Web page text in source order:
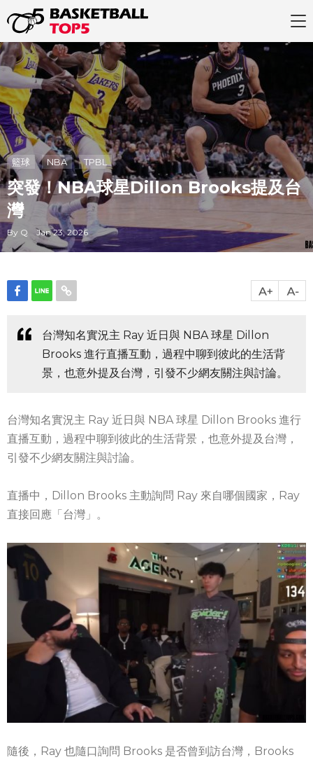
籃球 NBA TPBL
突發！NBA球星Dillon Brooks提及台
灣
By Q Jan 23, 2026
台灣知名實況主 Ray 近日與 NBA 球星 Dillon
Brooks 進行直播互動，過程中聊到彼此的生活背
景，也意外提及台灣，引發不少網友關注與討論。
台灣知名實況主 Ray 近日與 NBA 球星 Dillon Brooks 進行
直播互動，過程中聊到彼此的生活背景，也意外提及台灣，
引發不少網友關注與討論。
直播中，Dillon Brooks 主動詢問 Ray 來自哪個國家，Ray
直接回應「台灣」。
隨後，Ray 也隨口詢問 Brooks 是否曾到訪台灣，Brooks